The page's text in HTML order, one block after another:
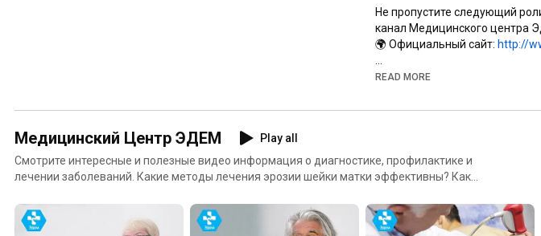
Не пропустите следующий
канал Медицинского центра
🌍 Официальный сайт: http://
📞 +7 (495) 540-41-42
🏥  г. Москва. м. Киевская, ул.
https://vk.com/edemclinic
READ MORE
Медицинский Центр ЭДЕМ
Play all
Смотрите интересные и полезные видео информация о диагностике, профилактике и
лечении заболеваний. Какие методы лечения эрозии шейки матки эффективны? Как
лечения простатита и импотенции эффективны? Можно ли вылечить герпес,
цитомегаловирус и другие герпесвирусные инфекции? Как проводится дыхательный тест